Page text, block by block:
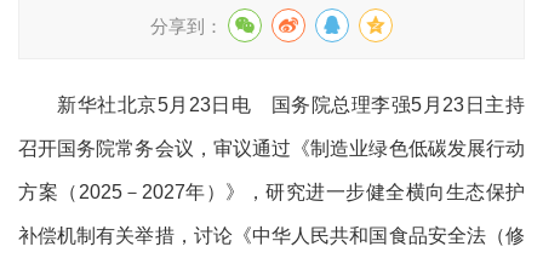
分享到：
新华社北京5月23日电 国务院总理李强5月23日主持
召开国务院常务会议，审议通过《制造业绿色低碳发展行动
方案（2025－2027年）》，研究进一步健全横向生态保护
补偿机制有关举措，讨论《中华人民共和国食品安全法（修